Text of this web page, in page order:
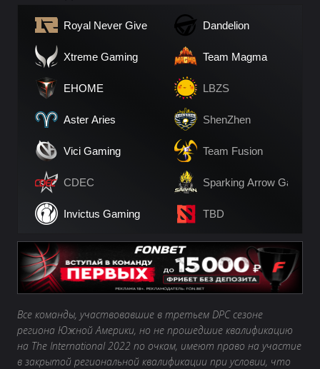
Royal Never Give Up
Xtreme Gaming
EHOME
Aster Aries
Vici Gaming
CDEC
Invictus Gaming
Dandelion
Team Magma
LBZS
ShenZhen
Team Fusion
Sparking Arrow Gaming
TBD
Все команды, участвовавшие в третьем DPC сезоне
региона Южной Америки, но не прошедшие квалификацию
на The International 2022 по очкам, имеют право на участие
в закрытой региональной квалификации при условии, что